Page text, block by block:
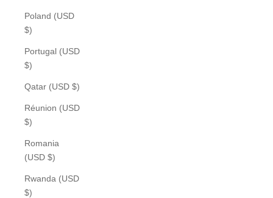
Poland (USD
$)
Portugal (USD
$)
Qatar (USD $)
Réunion (USD
$)
Romania
(USD $)
Rwanda (USD
$)